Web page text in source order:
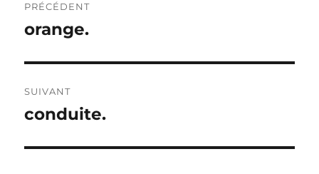
de
PRÉCÉDENT
Publication
orange.
SUIVANT
Publication
conduite.